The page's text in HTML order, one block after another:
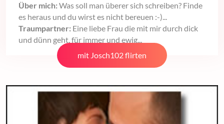
Über mich: Was soll man überer sich schreiben? Finde
es heraus und du wirst es nicht bereuen :-)...
Traumpartner: Eine liebe Frau die mit mir durch dick
und dünn geht, für immer und ewig...
mit Josch102 flirten